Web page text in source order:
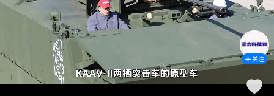
关注